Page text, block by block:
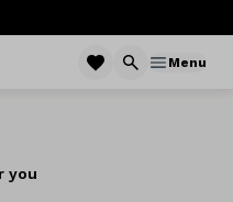
Menu
you